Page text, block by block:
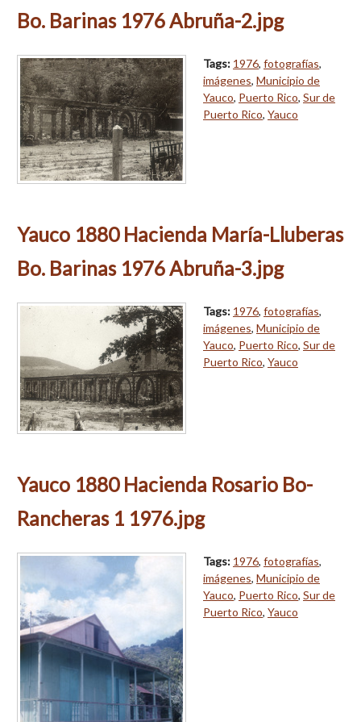
Bo. Barinas 1976 Abruña-2.jpg
Tags: 1976, fotografías,
imágenes, Municipio de
Yauco, Puerto Rico, Sur de
Puerto Rico, Yauco
Yauco 1880 Hacienda María-Lluberas
Bo. Barinas 1976 Abruña-3.jpg
Tags: 1976, fotografías,
imágenes, Municipio de
Yauco, Puerto Rico, Sur de
Puerto Rico, Yauco
Yauco 1880 Hacienda Rosario Bo-
Rancheras 1 1976.jpg
Tags: 1976, fotografías,
imágenes, Municipio de
Yauco, Puerto Rico, Sur de
Puerto Rico, Yauco